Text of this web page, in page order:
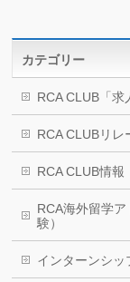
カテゴリー
RCA CLUB「求
RCA CLUBリレ
RCA CLUB情報
RCA海外留学
験）
インターンシッ